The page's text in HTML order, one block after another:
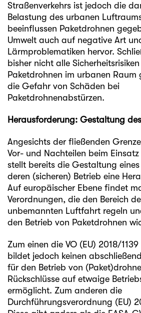
Straßenverkehrs ist jedoch die
Belastung des urbanen
beeinflussen Paketdrohnen
Umwelt auch auf negative Art
Lärmproblematiken hervor.
bisher nicht alle
Paketdrohnen im urbanen Raum
die Gefahr von Schäden bei
Paketdrohnenabstürzen.
Herausforderung: Gestaltung
Angesichts der fließenden
Vor- und Nachteilen beim
stellt bereits die Gestaltung
deren (sicheren) Betrieb eine
Auf europäischer Ebene findet
Verordnungen, die den Bereich
unbemannten Luftfahrt regeln
den Betrieb von Paketdrohnen
Zum einen die VO (EU) 2018/1139
bildet jedoch keinen
für den Betrieb von
Rückschlüsse auf etwaige
ermöglicht. Zum anderen die
Durchführungsverordnung (EU)